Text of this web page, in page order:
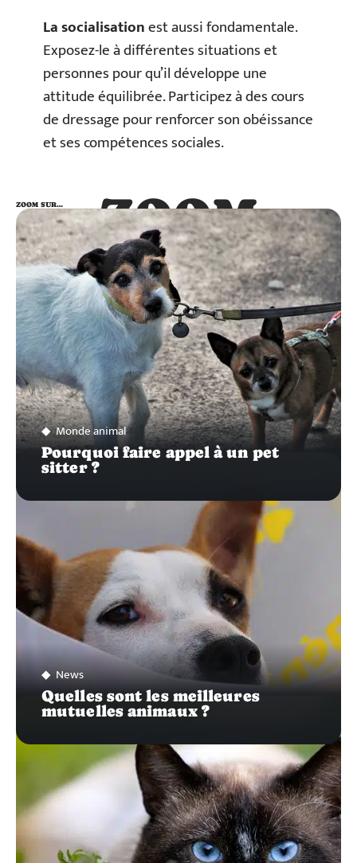
La socialisationest aussi fondamentale.
Exposez-le à différentes situations et
personnes pour qu’il développe une
attitude équilibrée. Participez à des cours
de dressage pour renforcer son obéissance
et ses compétences sociales.
ZOOM
SUR…
ZOOM SUR…
Monde animal
Pourquoi faire appel à un pet
sitter ?
News
Quelles sont les meilleures
mutuelles animaux ?